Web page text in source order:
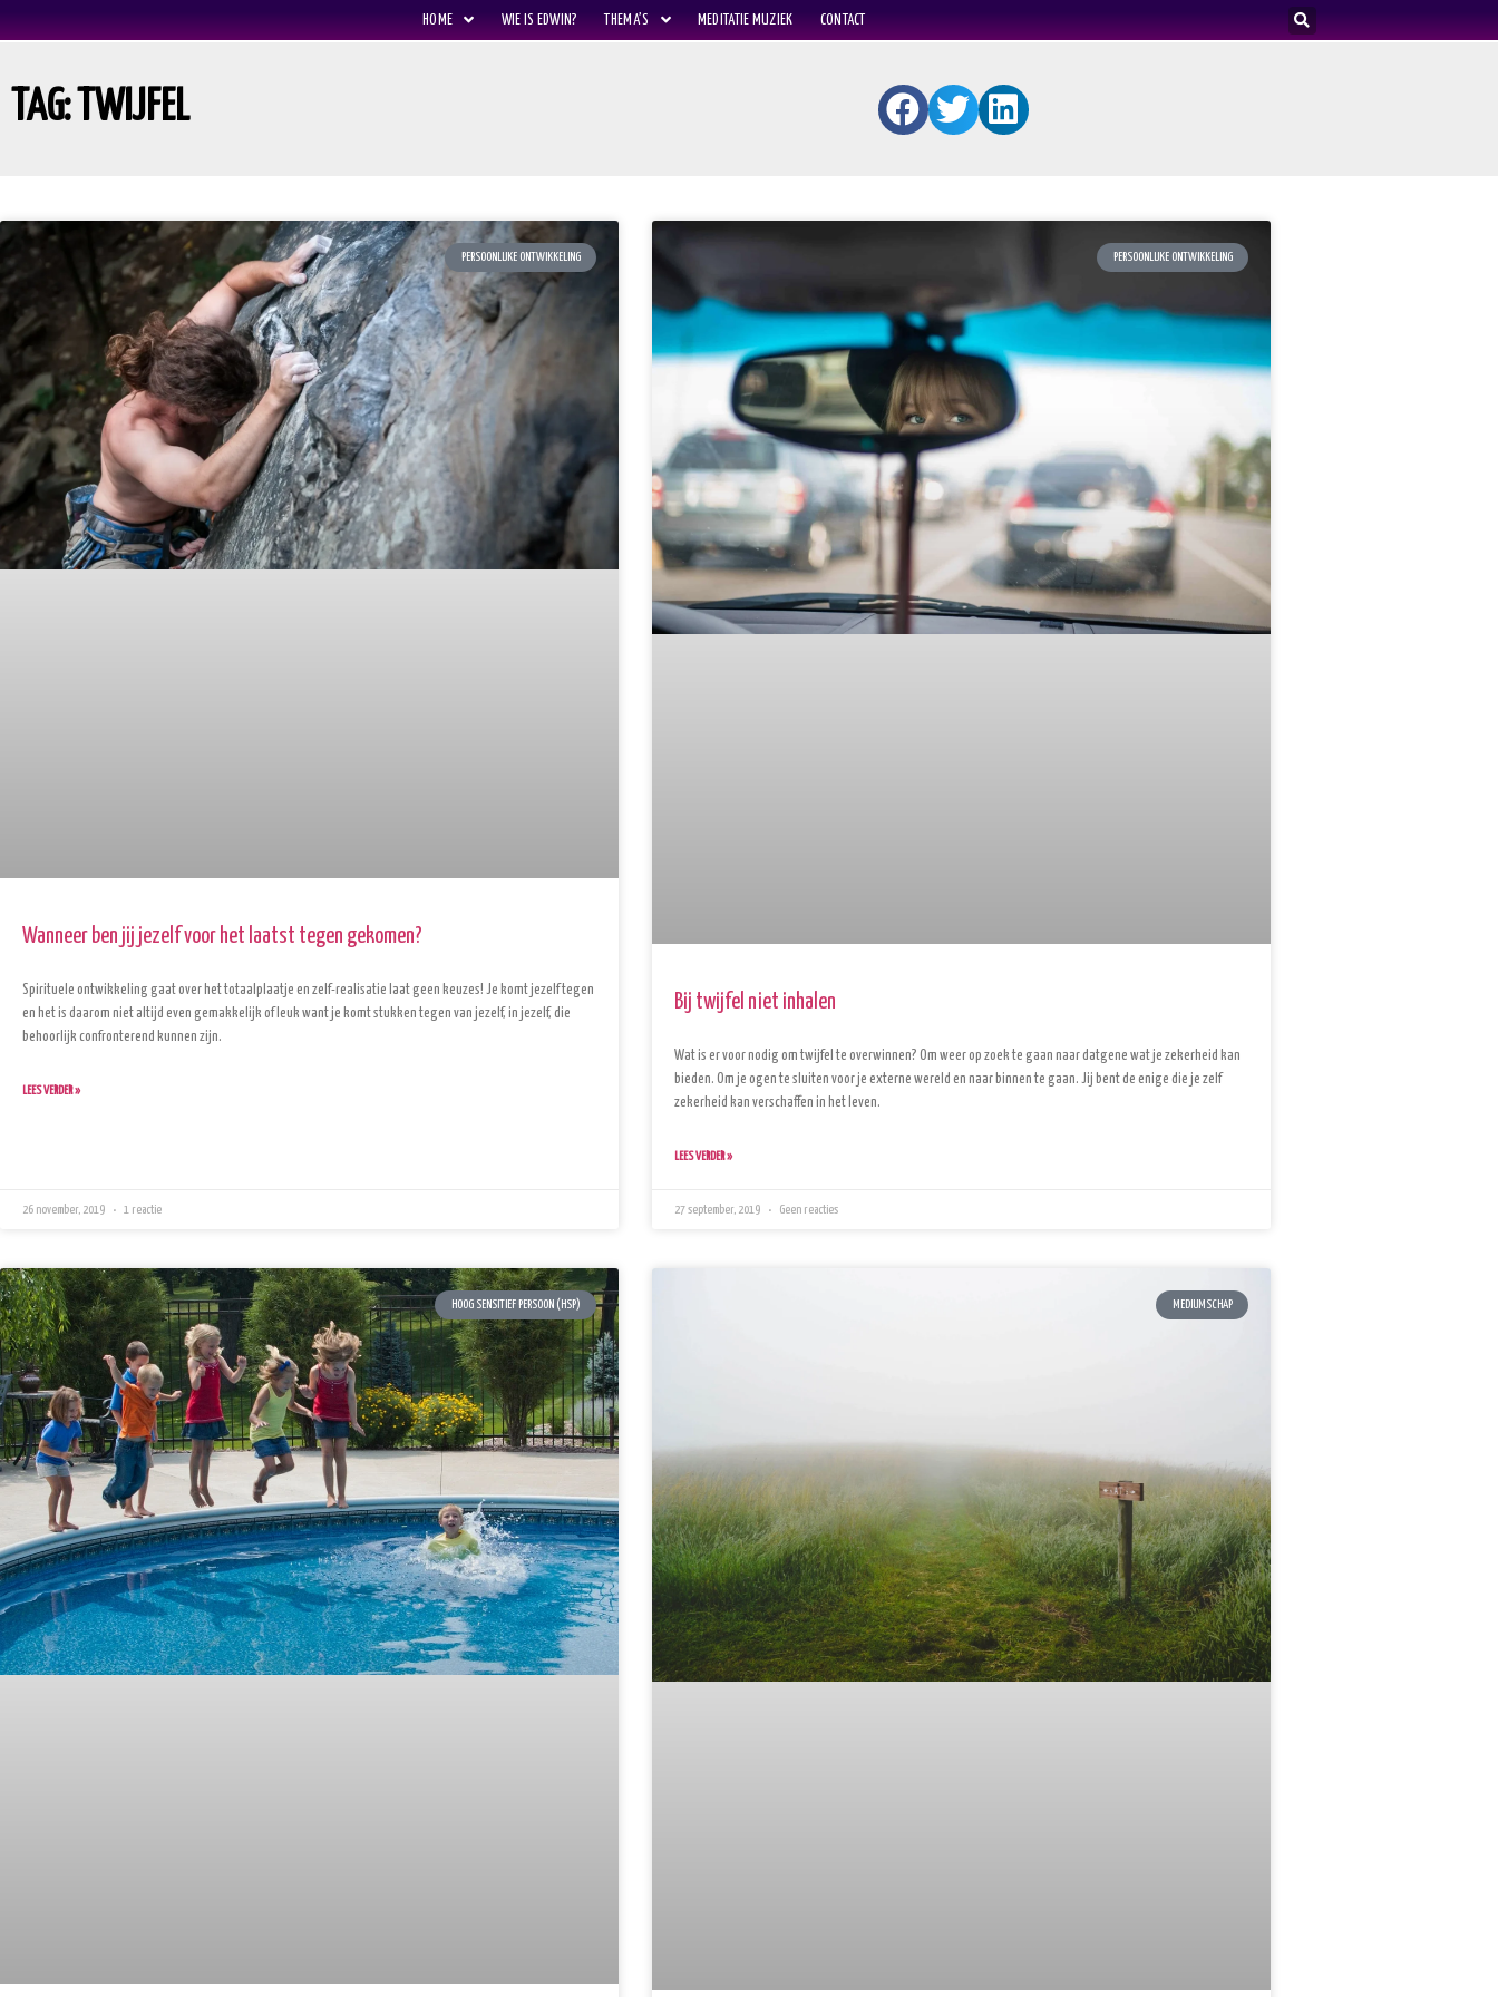
HOME WIE IS EDWIN? THEMA’S MEDITATIE MUZIEK CONTACT
TAG: TWIJFEL
PERSOONLIJKE ONTWIKKELING
Wanneer ben jij jezelf voor het laatst tegen gekomen?
Spirituele ontwikkeling gaat over het totaalplaatje en zelf-realisatie laat geen keuzes! Je komt jezelf tegen
en het is daarom niet altijd even gemakkelijk of leuk want je komt stukken tegen van jezelf, in jezelf, die
behoorlijk confronterend kunnen zijn.
LEES VERDER »
26 november, 2019 1 reactie
PERSOONLIJKE ONTWIKKELING
Bij twijfel niet inhalen
Wat is er voor nodig om twijfel te overwinnen? Om weer op zoek te gaan naar datgene wat je zekerheid kan
bieden. Om je ogen te sluiten voor je externe wereld en naar binnen te gaan. Jij bent de enige die je zelf
zekerheid kan verschaffen in het leven.
LEES VERDER »
27 september, 2019 Geen reacties
HOOG SENSITIEF PERSOON (HSP) MEDIUMSCHAP